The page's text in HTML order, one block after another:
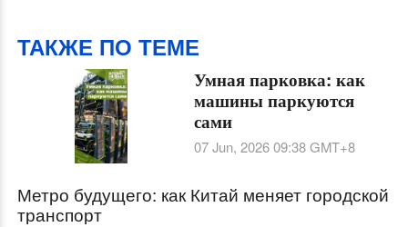
ТАКЖЕ ПО ТЕМЕ
Умная парковка: как
машины паркуются
сами
07 Jun, 2026 09:38GMT+8
Метро будущего: как Китай меняет городской
транспорт